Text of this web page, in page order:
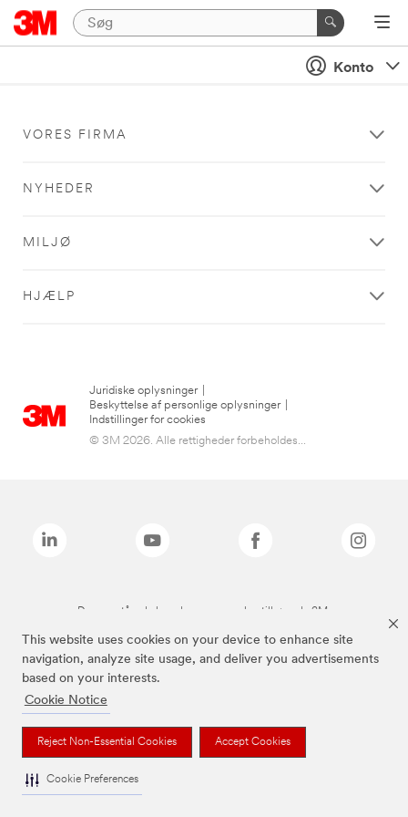
This website uses cookies on your device to enhance site
navigation, analyze site usage, and deliver you advertisements
based on your interests.
Cookie Notice
Reject Non-Essential Cookies Accept Cookies
Cookie Preferences
Konto
VORES FIRMA
NYHEDER
MILJØ
HJÆLP
Juridiske oplysninger
Beskyttelse af personlige oplysninger
Indstillinger for cookies
© 3M 2026. Alle rettigheder forbeholdes...
De ovenstående brands er varemærker tilhørende 3M.